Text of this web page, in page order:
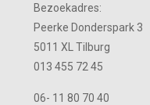
Bezoekadres:
Peerke Donderspark 3
5011 XL Tilburg
013 455 72 45
06- 11 80 70 40